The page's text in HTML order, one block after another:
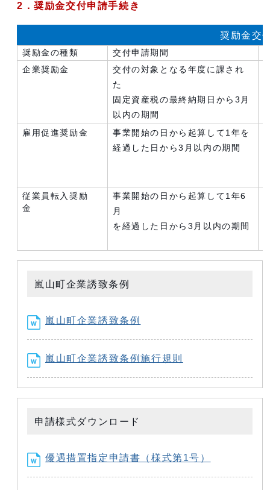
2．奨励金交付申請手続き
奨励金交
奨励金の種類 交付申請期間
企業奨励金
交付の対象となる年度に課され
た
固定資産税の最終納期日から3月
以内の期間
雇用促進奨励金
事業開始の日から起算して1年を
経過した日から3月以内の期間
従業員転入奨励
金
事業開始の日から起算して1年6
月
を経過した日から3月以内の期間
嵐山町企業誘致条例
嵐山町企業誘致条例
嵐山町企業誘致条例施行規則
申請様式ダウンロード
優遇措置指定申請書（様式第1号）